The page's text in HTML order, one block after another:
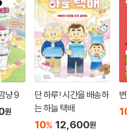
. 디디로 인해 반 아이들은 뚱뚱
된다는 사실을 조금씩 이해해
냥 9
원
단 하루! 시간을 배송하
는 하늘 택배
10% 12,600원